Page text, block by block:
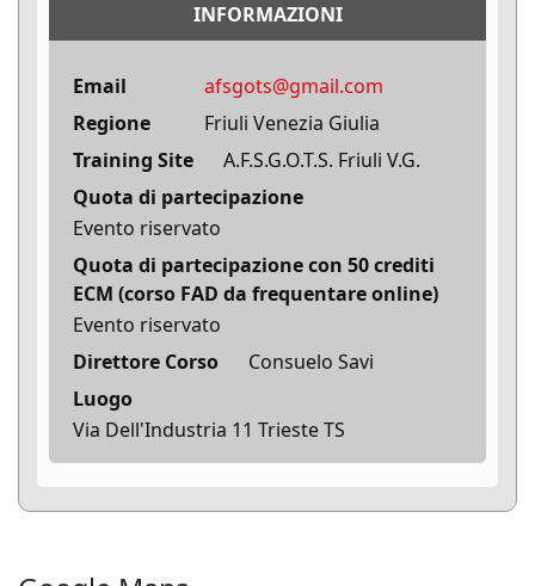
INFORMAZIONI
Email
afsgots@gmail.com
Regione
Friuli Venezia Giulia
Training Site
A.F.S.G.O.T.S. Friuli V.G.
Quota di partecipazione
Evento riservato
Quota di partecipazione con 50 crediti
ECM (corso FAD da frequentare online)
Evento riservato
Direttore Corso
Consuelo Savi
Luogo
Via Dell'Industria 11 Trieste TS